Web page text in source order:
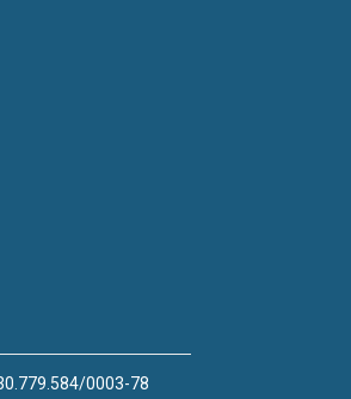
0003-78